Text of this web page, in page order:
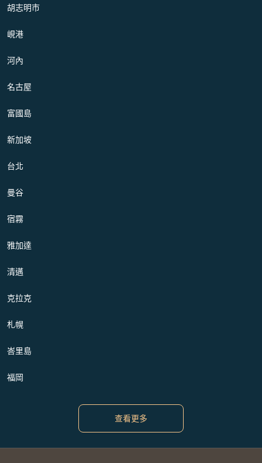
胡志明市
峴港
河內
名古屋
富國島
新加坡
台北
曼谷
宿霧
雅加達
清邁
克拉克
札幌
峇里島
福岡
查看更多